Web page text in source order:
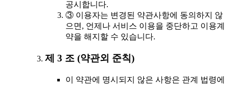
공시합니다.
③ 이용자는 변경된 약관사항에 동의하지 않
으면, 언제나 서비스 이용을 중단하고 이용계
약을 해지할 수 있습니다.
제 3 조 (약관외 준칙)
이 약관에 명시되지 않은 사항은 관계 법령에